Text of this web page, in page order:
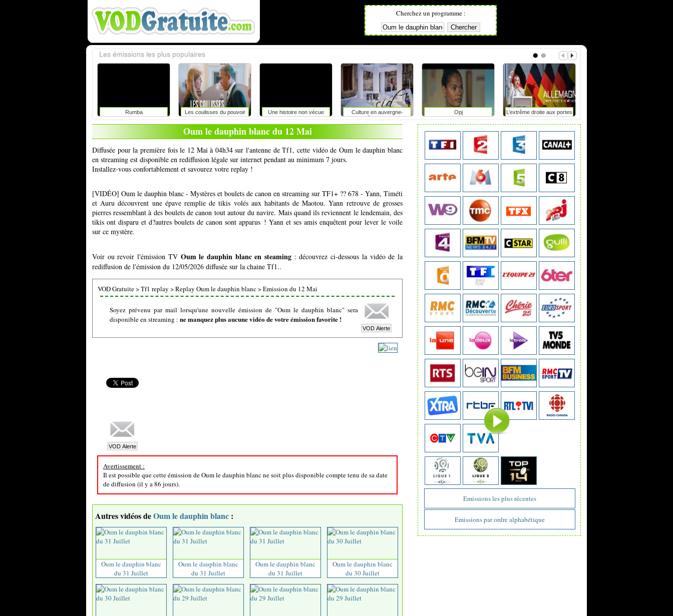
Cherchez un programme :
Rumba Les coulisses du pouvoir Une histoire non vécue
Culture en auvergne-
rhône-alpes
Opj
L’extrême droite aux portes
du pouvoir en saxe-anhalt
?
Les émissions les plus populaires
Emissions les plus récentes
Emissions par ordre alphabétique
Oum le dauphin blanc du 12 Mai
Diffusée pour la première fois le 12 Mai à 04h34 sur l'antenne de Tf1, cette vidéo de Oum le dauphin blanc
en streaming est disponible en rediffusion légale sur internet pendant au minimum 7 jours.
Installez-vous confortablement et savourez votre replay !
[VIDÉO] Oum le dauphin blanc - Mystères et boulets de canon en streaming sur TF1+ ?? 678 - Yann, Timéti
et Auru découvrent une épave remplie de tikis volés aux habitants de Maotou. Yann retrouve de grosses
pierres ressemblant à des boulets de canon tout autour du navire. Mais quand ils reviennent le lendemain, des
tikis ont disparu et d?autres boulets de canon sont apparus ! Yann et ses amis enquêtent pour lever le voile
sur ce mystère.
Voir ou revoir l'émission TV Oum le dauphin blanc en steaming : découvrez ci-dessous la vidéo de la
rediffusion de l'émission du 12/05/2026 diffusée sur la chaine Tf1..
VOD Gratuite>Tf1 replay >Replay Oum le dauphin blanc>Emission du 12 Mai
Soyez prévenu par mail lorsqu'une nouvelle émission de "Oum le dauphin blanc" sera
disponible en streaming : ne manquez plus aucune vidéo de votre émission favorite !
Avertissement :
Il est possible que cette émission de Oum le dauphin blanc ne soit plus disponible compte tenu de sa date
de diffusion (il y a 86 jours).
Autres vidéos deOum le dauphin blanc :
Oum le dauphin blanc
du 31 Juillet
Oum le dauphin blanc
du 31 Juillet
Oum le dauphin blanc
du 31 Juillet
Oum le dauphin blanc
du 30 Juillet